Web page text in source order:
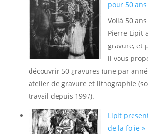
pour 50
Voilà 50
Pierre Lipit
gravure, et
il vous
découvrir 50 gravures (une par
atelier de gravure et lithographie
travail depuis 1997).
Lipit
de la folie »